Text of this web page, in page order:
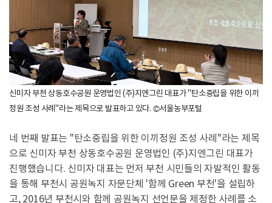
신미자 부천 상동호수공원 운영법인 (주)지엔그린 대표가 "탄소중립을 위한 이끼
정원 조성 사례"라는 제목으로 발표하고 있다. ©서울농부포털
네 번째 발표는 "탄소중립을 위한 이끼정원 조성 사례"라는 제목
으로 신미자 부천 상동호수공원 운영법인 (주)지엔그린 대표가
진행했습니다. 신미자 대표는 먼저 부천 시민들의 자발적인 활동
을 통해 부천시 공원녹지 자문단체 '함께 Green 부천'을 설립하
고, 2016년 부천시와 함께 공원녹지 선언문을 제정한 사례를 소